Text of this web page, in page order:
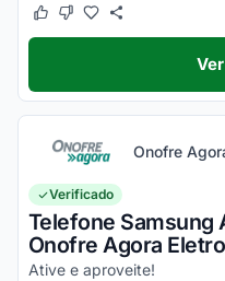
Este cupom funcionou
Este cupom não
Onofre
Verificado
Telefone Samsung
Onofre Agora Eletro
Ative e aproveite!